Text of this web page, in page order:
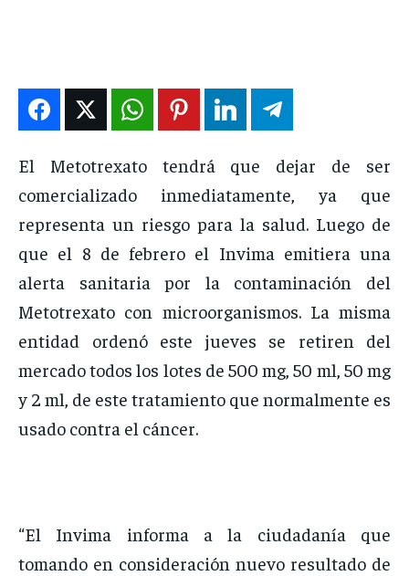
NOSOTROS
INSTITUCIONAL
PUATE CON NOSOTROS
NOSOTROS
INSTITUCIONAL
PUATE CON NOSOTROS
NOSOTROS
INSTITUCIONAL
PUATE CON NOSOTROS
NOSOTROS
INSTITUCIONAL
PUATE CON NOSOTROS
El Metotrexato tendrá que dejar de ser
comercializado inmediatamente, ya que
representa un riesgo para la salud. Luego de
que el 8 de febrero el Invima emitiera una
alerta sanitaria por la contaminación del
Metotrexato con microorganismos. La misma
entidad ordenó este jueves se retiren del
mercado todos los lotes de 500 mg, 50 ml, 50 mg
y 2 ml, de este tratamiento que normalmente es
usado contra el cáncer.
“El Invima informa a la ciudadanía que
tomando en consideración nuevo resultado de